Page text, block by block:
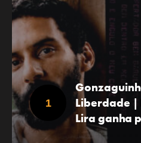
Liberdade |
Lira ganha